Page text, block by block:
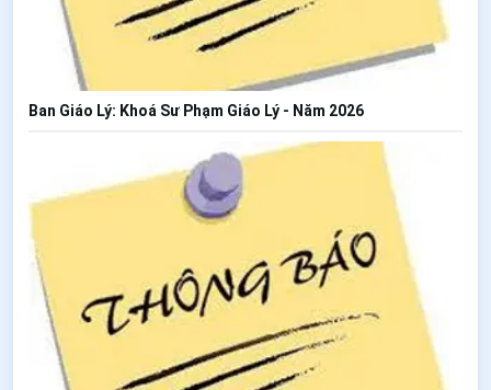
Ban Giáo Lý: Khoá Sư Phạm Giáo Lý - Năm 2026